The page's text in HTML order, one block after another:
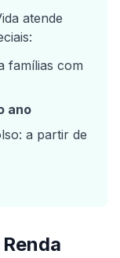
atende
famílias com
ano
a partir de